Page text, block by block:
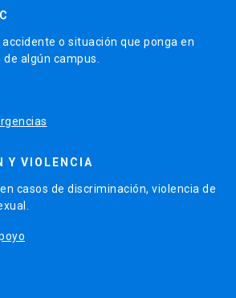
o situación que ponga en
algún campus.
Y VIOLENCIA
casos de discriminación, violencia de